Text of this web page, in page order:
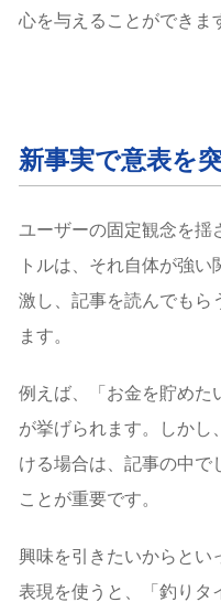
心を与えることができま
新事実で意表を
ユーザーの固定観念を揺
トルは、それ自体が強
激し、記事を読んでもら
ます。
例えば、「お金を貯めた
が挙げられます。しかし
ける場合は、記事の中で
ことが重要です。
興味を引きたいからとい
表現を使うと、「釣りタ